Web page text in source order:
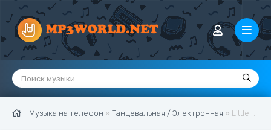
Музыка на телефон » Танцевальная / Электронная » Little Big - DAS ADIDAS